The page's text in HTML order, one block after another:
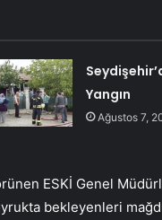
Yangın
Ağustos 7,
ESKİ Genel
bekleyenleri